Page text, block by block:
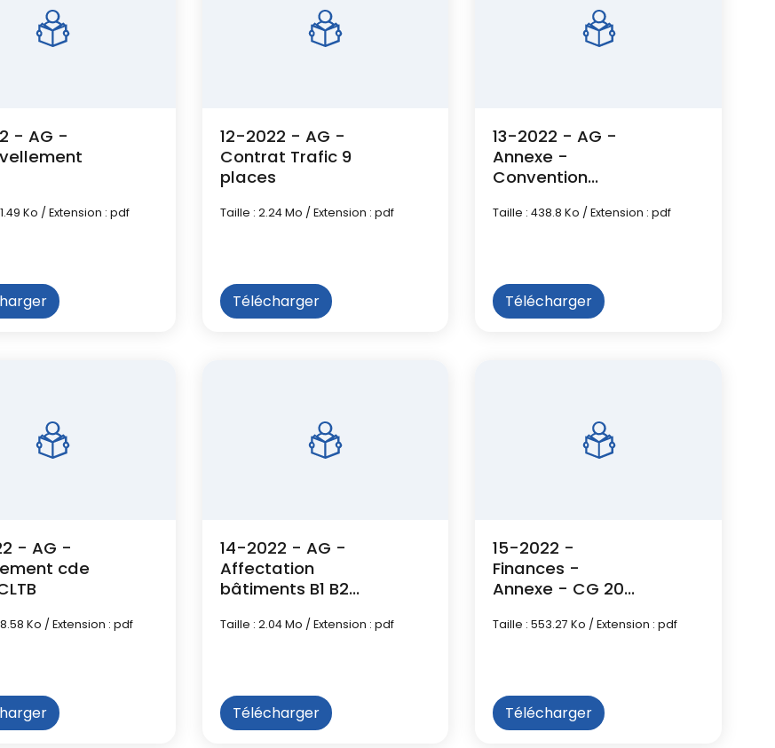
- AG -
Ko / Extension : pdf
12-2022 - AG -
Contrat Trafic 9
places
Taille : 2.24 Mo / Extension : pdf
Télécharger
13-2022 - AG -
Annexe -
Convention
commandes
Taille : 438.8 Ko / Extension : pdf
Télécharger
- AG -
cde
Ko / Extension : pdf
14-2022 - AG -
Affectation
bâtiments B1 B2
Taille : 2.04 Mo / Extension : pdf
Télécharger
15-2022 -
Finances -
Annexe - CG 2021
Taille : 553.27 Ko / Extension : pdf
Télécharger